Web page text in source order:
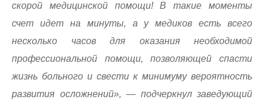
скорой медицинской помощи! В такие моменты
счет идет на минуты, а у медиков есть всего
несколько часов для оказания необходимой
профессиональной помощи, позволяющей спасти
жизнь больного и свести к минимуму вероятность
развития осложнений», — подчеркнул заведующий